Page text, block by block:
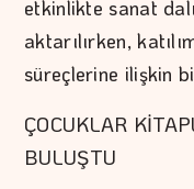
etkinlikte sanat
aktarılırken,
süreçlerine ilişkin
ÇOCUKLAR
BULUŞTU